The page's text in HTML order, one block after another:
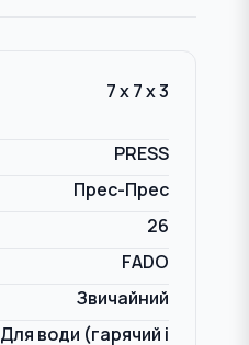
7 x 7 x 3
PRESS
Прес-Прес
26
FADO
Звичайний
Для води (гарячий і